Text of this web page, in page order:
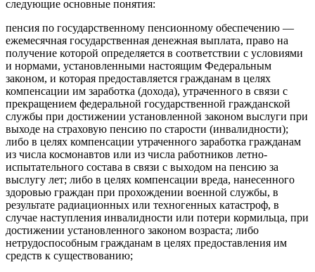
следующие основные понятия:
пенсия по государственному пенсионному обеспечению —
ежемесячная государственная денежная выплата, право на
получение которой определяется в соответствии с условиями
и нормами, установленными настоящим Федеральным
законом, и которая предоставляется гражданам в целях
компенсации им заработка (дохода), утраченного в связи с
прекращением федеральной государственной гражданской
службы при достижении установленной законом выслуги при
выходе на страховую пенсию по старости (инвалидности);
либо в целях компенсации утраченного заработка гражданам
из числа космонавтов или из числа работников летно-
испытательного состава в связи с выходом на пенсию за
выслугу лет; либо в целях компенсации вреда, нанесенного
здоровью граждан при прохождении военной службы, в
результате радиационных или техногенных катастроф, в
случае наступления инвалидности или потери кормильца, при
достижении установленного законом возраста; либо
нетрудоспособным гражданам в целях предоставления им
средств к существованию;